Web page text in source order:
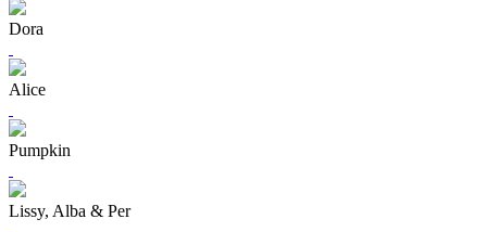
Dora
Alice
Pumpkin
Lissy, Alba & Per